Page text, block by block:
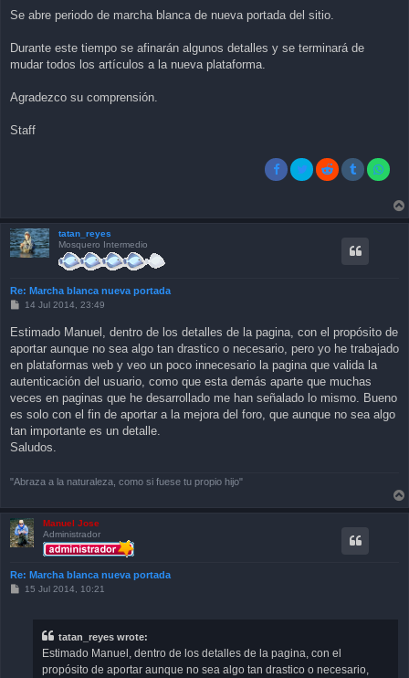
Se abre periodo de marcha blanca de nueva portada del sitio.
Durante este tiempo se afinarán algunos detalles y se terminará de
mudar todos los artículos a la nueva plataforma.
Agradezco su comprensión.
Staff
tatan_reyes
Mosquero Intermedio
Re: Marcha blanca nueva portada
P
t
14 Jul 2014, 23:49
Estimado Manuel, dentro de los detalles de la pagina, con el propósito de
aportar aunque no sea algo tan drastico o necesario, pero yo he trabajado
en plataformas web y veo un poco innecesario la pagina que valida la
autenticación del usuario, como que esta demás aparte que muchas
veces en paginas que he desarrollado me han señalado lo mismo. Bueno
es solo con el fin de aportar a la mejora del foro, que aunque no sea algo
tan importante es un detalle.
Saludos.
"Abraza a la naturaleza, como si fuese tu propio hijo"
Manuel Jose
Administrador
Re: Marcha blanca nueva portada
P15 Jul 2014, 10:21
tatan_reyes wrote:
Estimado Manuel, dentro de los detalles de la pagina, con el
propósito de aportar aunque no sea algo tan drastico o necesario,